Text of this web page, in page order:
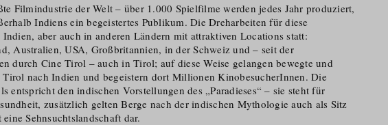
Filmindustrie der Welt – über 1.000 Spielfilme werden jedes Jahr produziert,
Indiens ein begeistertes Publikum. Die Dreharbeiten für diese
aber auch in anderen Ländern mit attraktiven Locations statt:
Australien, USA, Großbritannien, in der Schweiz und – seit der
durch Cine Tirol – auch in Tirol; auf diese Weise gelangen bewegte und
Tirol nach Indien und begeistern dort Millionen Kinobesu­cherInnen. Die
entspricht den indischen Vorstellungen des „Paradieses“ – sie steht für
zusätzlich gelten Berge nach der indischen Mythologie auch als Sitz
Sehnsuchts­landschaft dar.